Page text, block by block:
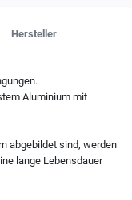
Hersteller
Aluminium mit
abgebildet sind, werden
lange Lebensdauer